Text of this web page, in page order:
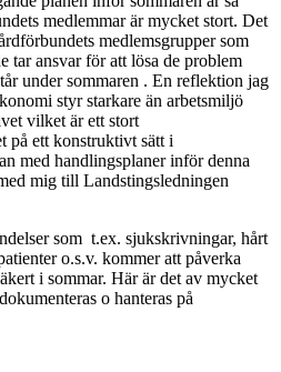
medlemmar är mycket stort. Det
medlemsgrupper som
tar ansvar för att lösa de problem
under sommaren . En reflektion jag
styr starkare än arbetsmiljö
vilket är ett stort
på ett konstruktivt sätt i
med handlingsplaner inför denna
mig till Landstingsledningen
som t.ex. sjukskrivningar, hårt
o.s.v. kommer att påverka
i sommar. Här är det av mycket
o hanteras på